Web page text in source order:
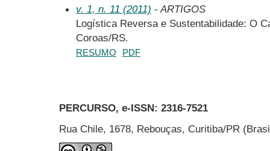
v. 1, n. 11 (2011) - ARTIGOS
Logística Reversa e Sustentabilidade: O
Coroas/RS.
RESUMO PDF
PERCURSO, e-ISSN: 2316-7521
Rua Chile, 1678, Rebouças, Curitiba/PR